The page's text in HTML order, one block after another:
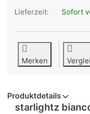
Lieferzeit: Sofort
Merken
Produktdetails
starlightz